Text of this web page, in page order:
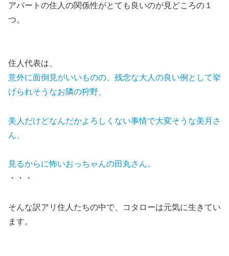
アパートの住人の関係性がとても良いのが見どころの１
つ。
住人代表は、
意外に面倒見がいいものの、残念な大人の良い例として挙
げられそうなお隣の狩野、
美人だけどなんだかよろしくない事情で大変そうな美月さ
ん、
見るからに怖いおっちゃんの田丸さん。
・・・
そんな訳アリ住人たちの中で、コタローは元気に生きてい
ます。